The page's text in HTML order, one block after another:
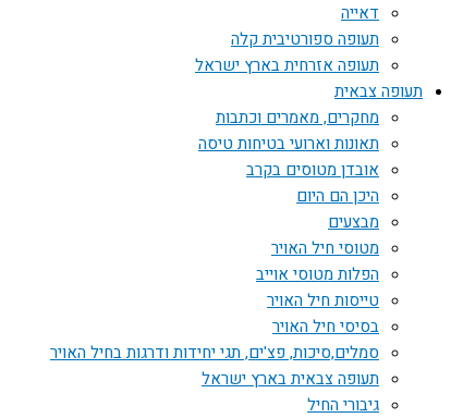
דאייה
תעופה ספורטיבית קלה
תעופה אזרחית בארץ ישראל
תעופה צבאית
מחקרים, מאמרים וכתבות
תאונות וארועי בטיחות טיסה
אובדן מטוסים בקרב
היכן הם היום
מבצעים
מטוסי חיל האויר
הפלות מטוסי אוייב
טייסות חיל האויר
בסיסי חיל האויר
סמלים,סיכות, פצ'ים, תגי יחידות ודרגות בחיל האויר
תעופה צבאית בארץ ישראל
גיבורי החיל